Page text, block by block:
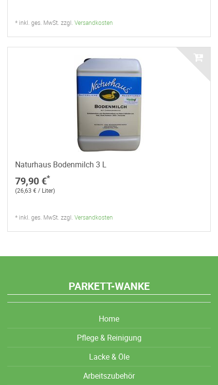
* inkl. ges. MwSt. zzgl. Versandkosten
Naturhaus Bodenmilch 3 L
79,90 €*
(26,63 € / Liter)
* inkl. ges. MwSt. zzgl. Versandkosten
PARKETT-WANKE
Home
Pflege & Reinigung
Lacke & Öle
Arbeitszubehör